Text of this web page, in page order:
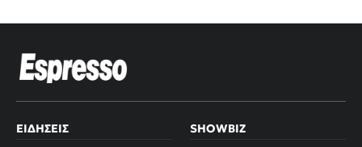
ΕΙΔΉΣΕΙΣ SHOWBIZ